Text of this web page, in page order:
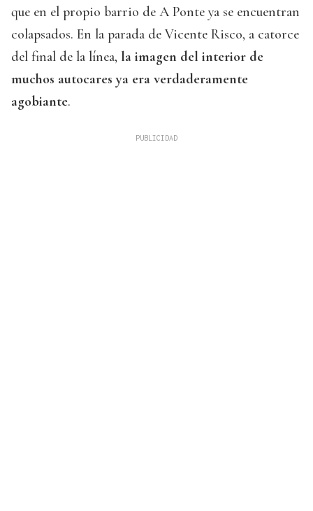
que en el propio barrio de A Ponte ya se encuentran
colapsados. En la parada de Vicente Risco, a catorce
del final de la línea, la imagen del interior de
muchos autocares ya era verdaderamente
agobiante.